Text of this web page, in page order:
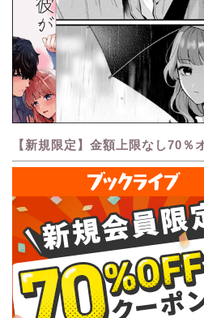
【新規限定】金額上限なし70％
無料で読
漫画